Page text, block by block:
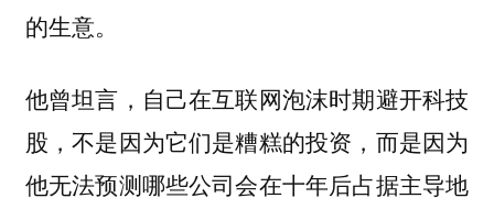
的生意。
他曾坦言，自己在互联网泡沫时期避开科技
股，不是因为它们是糟糕的投资，而是因为
他无法预测哪些公司会在十年后占据主导地